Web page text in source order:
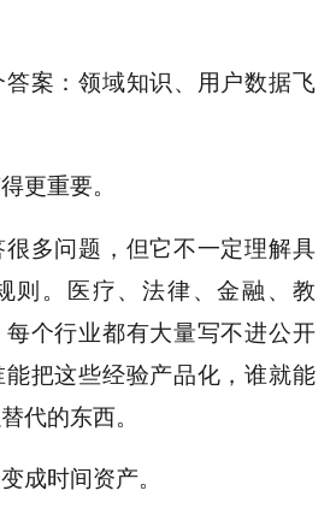
案：领域知识、用户数据飞
更重要。
多问题，但它不一定理解具
则。医疗、法律、金融、教
个行业都有大量写不进公开
把这些经验产品化，谁就能
代的东西。
成时间资产。